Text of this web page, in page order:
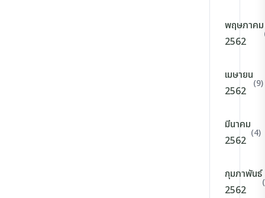
พฤษภาคม
2562
เมษายน
2562
(9)
มีนาคม
2562
(4)
กุมภาพันธ์
2562